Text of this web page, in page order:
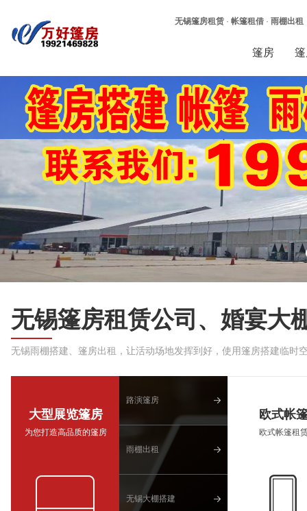
无锡篷房租赁· 帐篷租借· 雨棚出租
篷房
无锡篷房租赁公司、婚宴大
无锡雨棚搭建、篷房出租，让活动场地发挥到好，使用篷房搭建临时
大型展览篷房
为您打造高品质的篷房
路演篷房
雨棚出租
无锡大棚搭建
欧式帐
欧式帐篷租